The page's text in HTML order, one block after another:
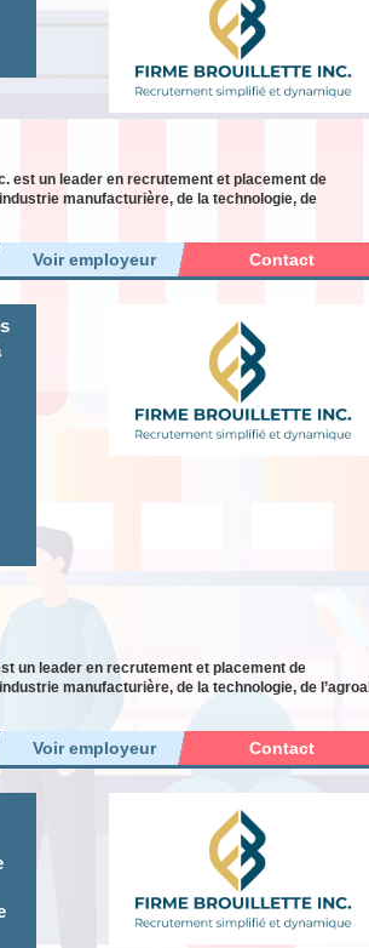
est un leader en recrutement et placement de
manufacturière, de la technologie, de
Voir employeur Contact
un leader en recrutement et placement de
manufacturière, de la technologie, de l’agroal
Voir employeur Contact